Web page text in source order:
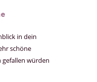
in dein
schöne
gefallen würden